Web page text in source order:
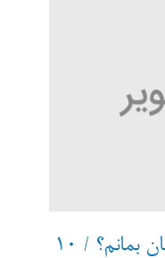
چطور از تعدیل نیرو در امان بمانم؟ / ۱۰